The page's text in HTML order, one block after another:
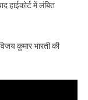
याचिका
अभ्यर्थियों
हाईकोर्ट में लंबित
कुमार भारती की